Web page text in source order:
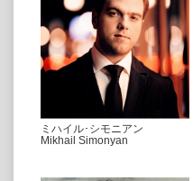
ミハイル･シモニアン
Mikhail Simonyan